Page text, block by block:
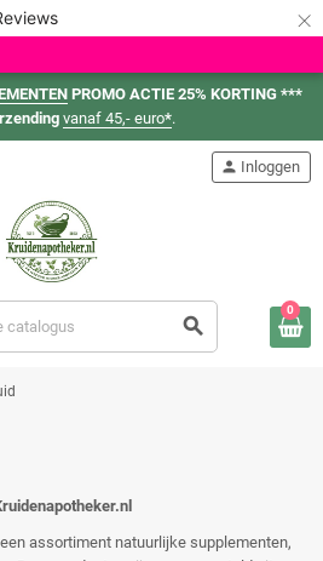
×
PROMO ACTIE 25% KORTING ***
vanaf 45,- euro*.
search
person Inloggen
0
assortiment natuurlijke supplementen,